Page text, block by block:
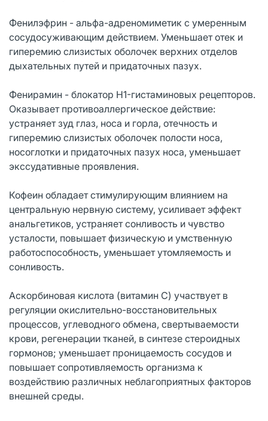
Фенилэфрин - альфа-адреномиметик с умеренным
сосудосуживающим действием. Уменьшает отек и
гиперемию слизистых оболочек верхних отделов
дыхательных путей и придаточных пазух.
Фенирамин - блокатор H1-гистаминовых рецепторов.
Оказывает противоаллергическое действие:
устраняет зуд глаз, носа и горла, отечность и
гиперемию слизистых оболочек полости носа,
носоглотки и придаточных пазух носа, уменьшает
экссудативные проявления.
Кофеин обладает стимулирующим влиянием на
центральную нервную систему, усиливает эффект
анальгетиков, устраняет сонливость и чувство
усталости, повышает физическую и умственную
работоспособность, уменьшает утомляемость и
сонливость.
Аскорбиновая кислота (витамин С) участвует в
регуляции окислительно-восстановительных
процессов, углеводного обмена, свертываемости
крови, регенерации тканей, в синтезе стероидных
гормонов; уменьшает проницаемость сосудов и
повышает сопротивляемость организма к
воздействию различных неблагоприятных факторов
внешней среды.